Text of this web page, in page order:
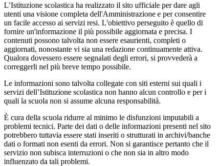
L’Istituzione scolastica ha realizzato il sito ufficiale per dare agli
utenti una visione completa dell'Amministrazione e per consentire
un facile accesso ai servizi resi. L'obiettivo perseguito è quello di
fornire un'informazione il più possibile aggiornata e precisa. I
contenuti possono talvolta non essere esaurienti, completi o
aggiornati, nonostante vi sia una redazione continuamente attiva.
Qualora dovessero essere segnalati degli errori, si provvederà a
correggerli nel più breve tempo possibile.
Le informazioni sono talvolta collegate con siti esterni sui quali i
servizi dell’Istituzione scolastica non hanno alcun controllo e per i
quali la scuola non si assume alcuna responsabilità.
È cura della scuola ridurre al minimo le disfunzioni imputabili a
problemi tecnici. Parte dei dati o delle informazioni presenti nel sito
potrebbero tuttavia essere stati inseriti o strutturati in archivi/banche
dati o formati non esenti da errori. Non si garantisce pertanto che il
servizio non subisca interruzioni o che non sia in altro modo
influenzato da tali problemi.